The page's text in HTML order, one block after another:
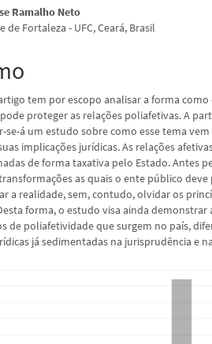
Ramalho Neto
de Fortaleza - UFC, Ceará, Brasil
tem por escopo analisar a forma
proteger as relações poliafetivas. A
se-á um estudo sobre como esse tema
implicações jurídicas. As relações
de forma taxativa pelo Estado. Antes
as quais o ente público
a realidade, sem, contudo, olvidar os
forma, o estudo visa ainda demonstrar
de poliafetividade que surgem no país,
já sedimentadas na jurisprudência e